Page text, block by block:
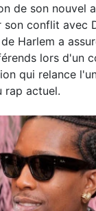
de son nouvel
conflit avec
Harlem a
lors d'un
qui relance
rap actuel.